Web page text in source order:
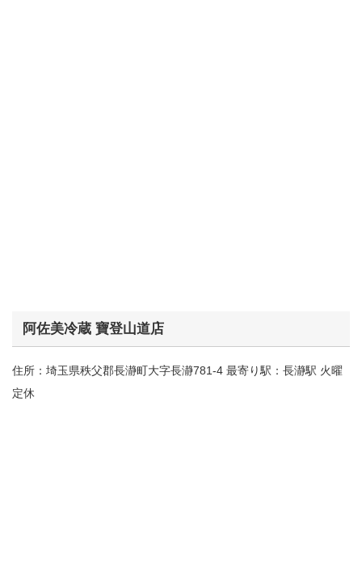
阿佐美冷蔵 寶登山道店
住所：埼玉県秩父郡長瀞町大字長瀞781-4 最寄り駅：長瀞駅 火曜
定休